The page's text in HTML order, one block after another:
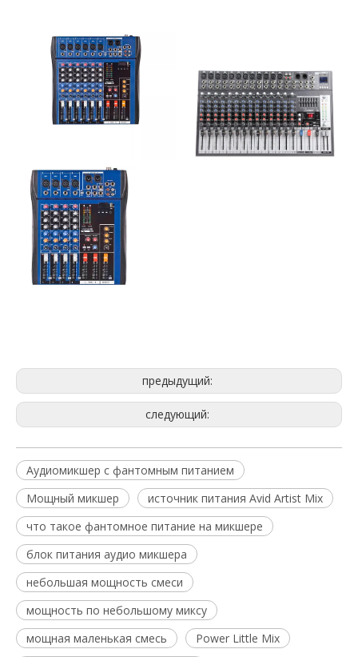
предыдущий:
следующий:
Аудиомикшер с фантомным питанием
Мощный микшер
источник питания Avid Artist Mix
что такое фантомное питание на микшере
блок питания аудио микшера
небольшая мощность смеси
мощность по небольшому миксу
мощная маленькая смесь
Power Little Mix